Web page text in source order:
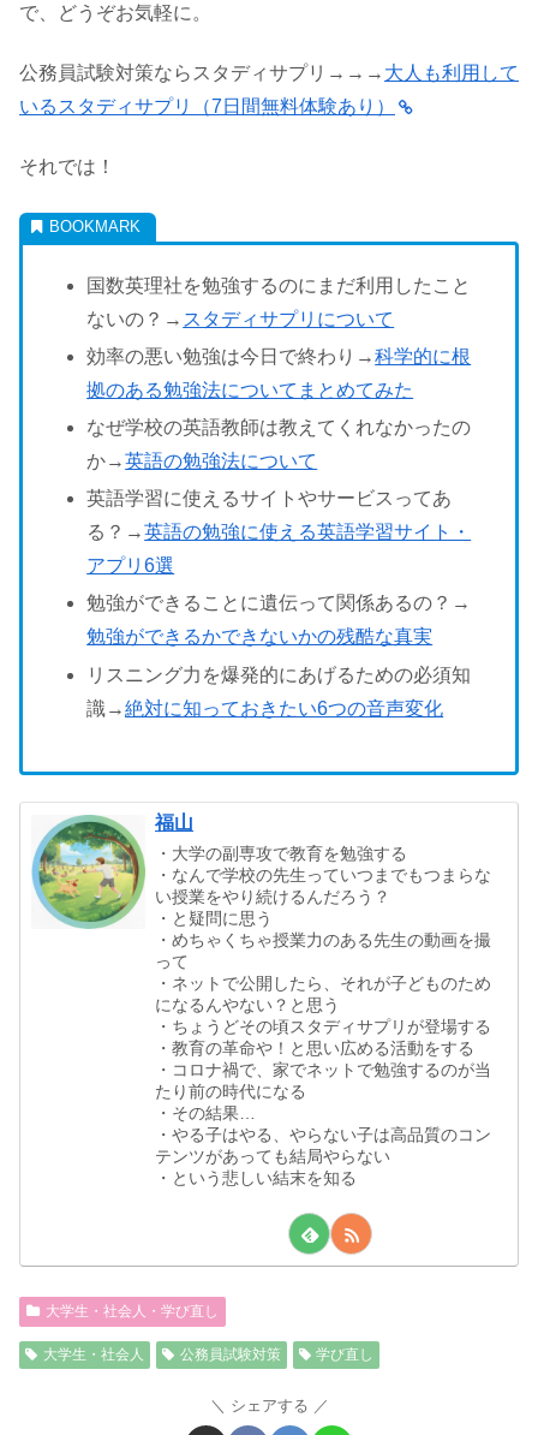
で、どうぞお気軽に。
公務員試験対策ならスタディサプリ→→→ 大人も利用して
いるスタディサプリ（7日間無料体験あり）
それでは！
国数英理社を勉強するのにまだ利用したこと
ないの？→ スタディサプリについて
効率の悪い勉強は今日で終わり→科学的に根
拠のある勉強法についてまとめてみた
なぜ学校の英語教師は教えてくれなかったの
か→英語の勉強法について
英語学習に使えるサイトやサービスってあ
る？→英語の勉強に使える英語学習サイト・
アプリ6選
勉強ができることに遺伝って関係あるの？→
勉強ができるかできないかの残酷な真実
リスニング力を爆発的にあげるための必須知
識→絶対に知っておきたい6つの音声変化
福山
・大学の副専攻で教育を勉強する
・なんで学校の先生っていつまでもつまらな
い授業をやり続けるんだろう？
・と疑問に思う
・めちゃくちゃ授業力のある先生の動画を撮
って
・ネットで公開したら、それが子どものため
になるんやない？と思う
・ちょうどその頃スタディサプリが登場する
・教育の革命や！と思い広める活動をする
・コロナ禍で、家でネットで勉強するのが当
たり前の時代になる
・その結果…
・やる子はやる、やらない子は高品質のコン
テンツがあっても結局やらない
・という悲しい結末を知る
大学生・社会人・学び直し
大学生・社会人 公務員試験対策 学び直し
シェアする